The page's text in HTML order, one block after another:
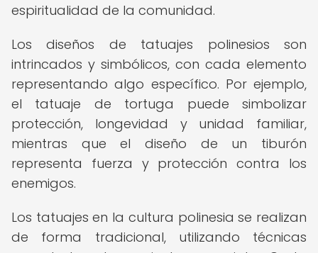
espiritualidad de la comunidad.
Los diseños de tatuajes polinesios son
intrincados y simbólicos, con cada elemento
representando algo específico. Por ejemplo,
el tatuaje de tortuga puede simbolizar
protección, longevidad y unidad familiar,
mientras que el diseño de un tiburón
representa fuerza y protección contra los
enemigos.
Los tatuajes en la cultura polinesia se realizan
de forma tradicional, utilizando técnicas